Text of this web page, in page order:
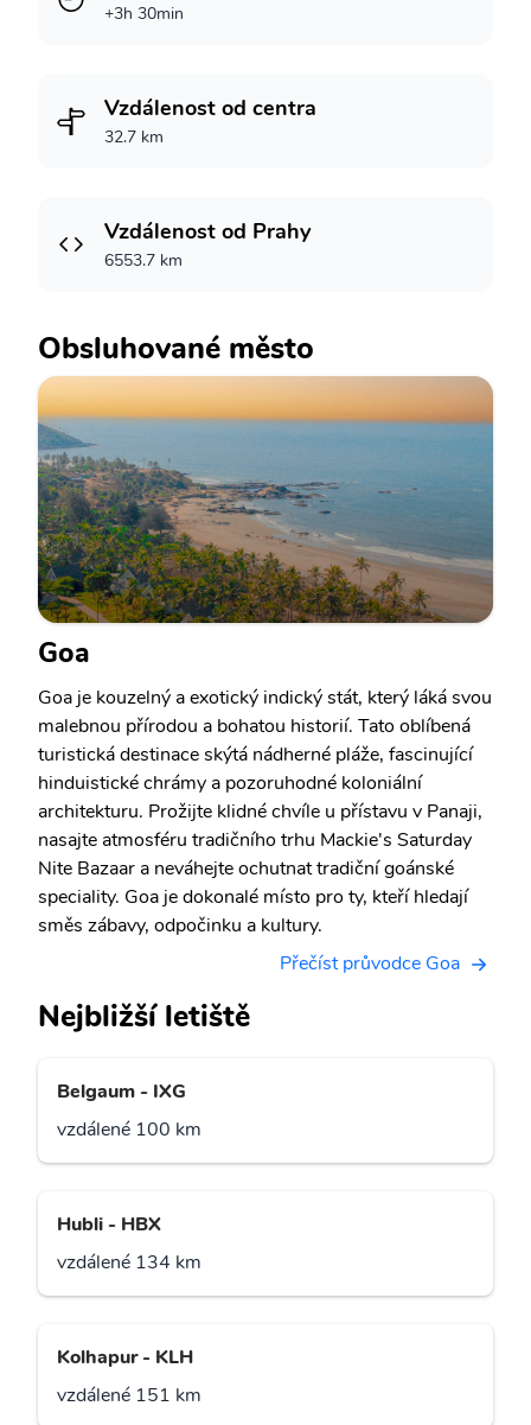
+3h 30min
Vzdálenost od centra
32.7 km
Vzdálenost od Prahy
6553.7 km
Obsluhované město
Goa
Goa je kouzelný a exotický indický stát, který láká svou
malebnou přírodou a bohatou historií. Tato oblíbená
turistická destinace skýtá nádherné pláže, fascinující
hinduistické chrámy a pozoruhodné koloniální
architekturu. Prožijte klidné chvíle u přístavu v Panaji,
nasajte atmosféru tradičního trhu Mackie's Saturday
Nite Bazaar a neváhejte ochutnat tradiční goánské
speciality. Goa je dokonalé místo pro ty, kteří hledají
směs zábavy, odpočinku a kultury.
Přečíst průvodce Goa
Nejbližší letiště
Belgaum - IXG
vzdálené 100 km
Hubli - HBX
vzdálené 134 km
Kolhapur - KLH
vzdálené 151 km